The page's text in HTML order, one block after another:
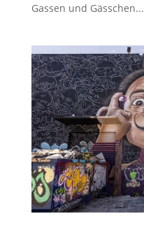
Gassen und Gässchen...